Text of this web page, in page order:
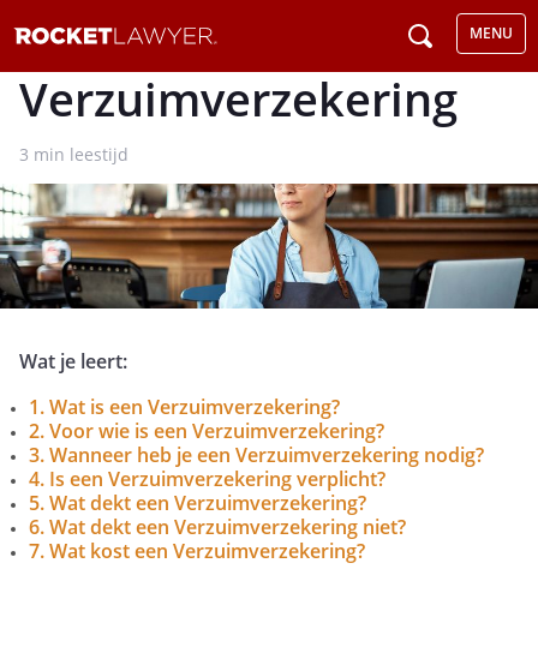
MENU
Verzuimverzekering
3 min leestijd
Wat je leert:
1. Wat is een Verzuimverzekering?
2. Voor wie is een Verzuimverzekering?
3. Wanneer heb je een Verzuimverzekering nodig?
4. Is een Verzuimverzekering verplicht?
5. Wat dekt een Verzuimverzekering?
6. Wat dekt een Verzuimverzekering niet?
7. Wat kost een Verzuimverzekering?